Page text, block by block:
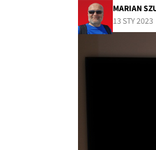
MARIAN
13 STY 2023